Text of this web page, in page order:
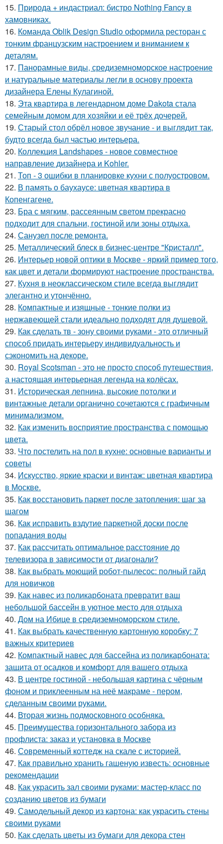
15. Природа + индастриал: бистро Nothing Fancy в
хамовниках.
16. Команда Oblik Design Studio оформила ресторан с
тонким французским настроением и вниманием к
деталям.
17. Панорамные виды, средиземноморское настроение
и натуральные материалы легли в основу проекта
дизайнера Елены Кулагиной.
18. Эта квартира в легендарном доме Dakota стала
семейным домом для хозяйки и её трёх дочерей.
19. Старый стол обрёл новое звучание - и выглядит так,
будто всегда был частью интерьера.
20. Коллекция Landshapes - новое совместное
направление дизайнера и Kohler.
21. Топ - 3 ошибки в планировке кухни с полуостровом.
22. В память о баухаусе: цветная квартира в
Копенгагене.
23. Бра с мягким, рассеянным светом прекрасно
подходит для спальни, гостиной или зоны отдыха.
24. Санузел после ремонта.
25. Металлический блеск в бизнес-центре "Кристалл".
26. Интерьер новой оптики в Москве - яркий пример того,
как цвет и детали формируют настроение пространства.
27. Кухня в неоклассическом стиле всегда выглядит
элегантно и утончённо.
28. Компактные и изящные - тонкие полки из
нержавеющей стали идеально подходят для душевой.
29. Как сделать тв - зону своими руками - это отличный
способ придать интерьеру индивидуальность и
сэкономить на декоре.
30. Royal Scotsman - это не просто способ путешествия,
а настоящая интерьерная легенда на колёсах.
31. Историческая лепнина, высокие потолки и
винтажные детали органично сочетаются с графичным
минимализмом.
32. Как изменить восприятие пространства с помощью
цвета.
33. Что постелить на пол в кухне: основные варианты и
советы
34. Искусство, яркие краски и винтаж: цветная квартира
в Москве.
35. Как восстановить паркет после затопления: шаг за
шагом
36. Как исправить вздутие паркетной доски после
попадания воды
37. Как рассчитать оптимальное расстояние до
телевизора в зависимости от диагонали?
38. Как выбрать моющий робот-пылесос: полный гайд
для новичков
39. Как навес из поликарбоната превратит ваш
небольшой бассейн в уютное место для отдыха
40. Дом на Ибице в средиземноморском стиле.
41. Как выбрать качественную картонную коробку: 7
важных критериев
42. Компактный навес для бассейна из поликарбоната:
защита от осадков и комфорт для вашего отдыха
43. В центре гостиной - небольшая картина с чёрным
фоном и приклеенным на неё макраме - пером,
сделанным своими руками.
44. Вторая жизнь подмосковного особняка.
45. Преимущества горизонтального забора из
профлиста: заказ и установка в Москве
46. Современный коттедж на скале с историей.
47. Как правильно хранить гашеную известь: основные
рекомендации
48. Как украсить зал своими руками: мастер-класс по
созданию цветов из бумаги
49. Самодельный декор из картона: как украсить стены
своими руками
50. Как сделать цветы из бумаги для декора стен